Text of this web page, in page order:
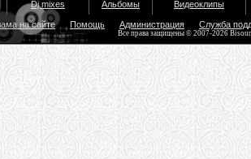
Dj mixes Альбомы Видеоклипы
на сайте Помощь Администрация Служба
Все права защищены © 2007-2026